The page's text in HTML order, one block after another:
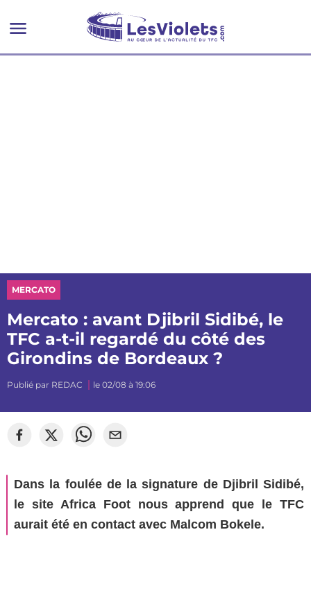
MERCATO
Mercato : avant Djibril Sidibé, le
TFC a-t-il regardé du côté des
Girondins de Bordeaux ?
Publié par REDAC le 02/08 à 19:06
Dans la foulée de la signature de Djibril Sidibé,
le site Africa Foot nous apprend que le TFC
aurait été en contact avec Malcom Bokele.